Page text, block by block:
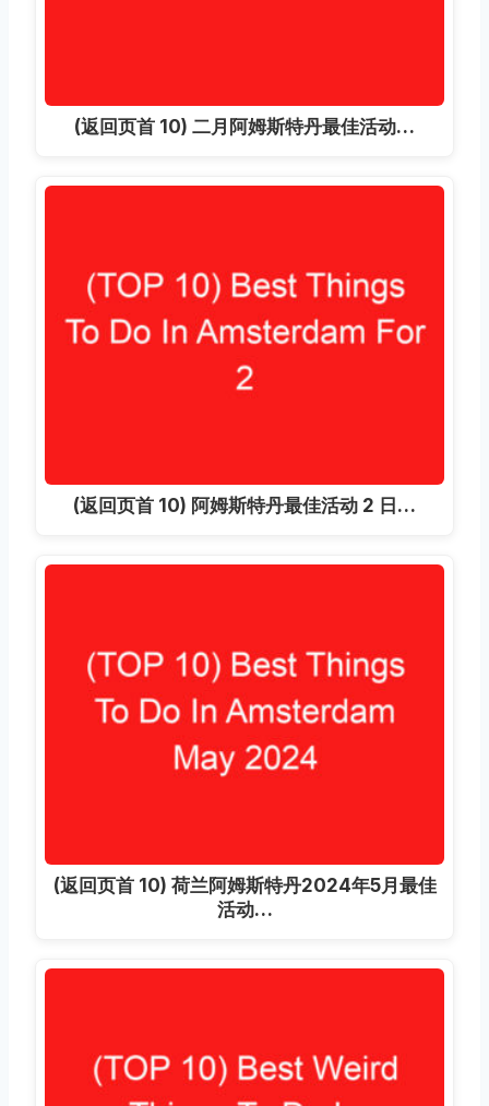
(返回页首 10) 二月阿姆斯特丹最佳活动…
(返回页首 10) 阿姆斯特丹最佳活动 2 日…
(返回页首 10) 荷兰阿姆斯特丹2024年5月最佳
活动…